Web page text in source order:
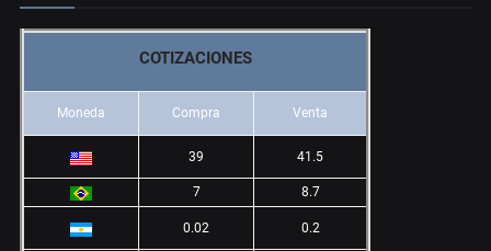
COTIZACIONES
Moneda Compra Venta
39 41.5
7 8.7
0.02 0.2